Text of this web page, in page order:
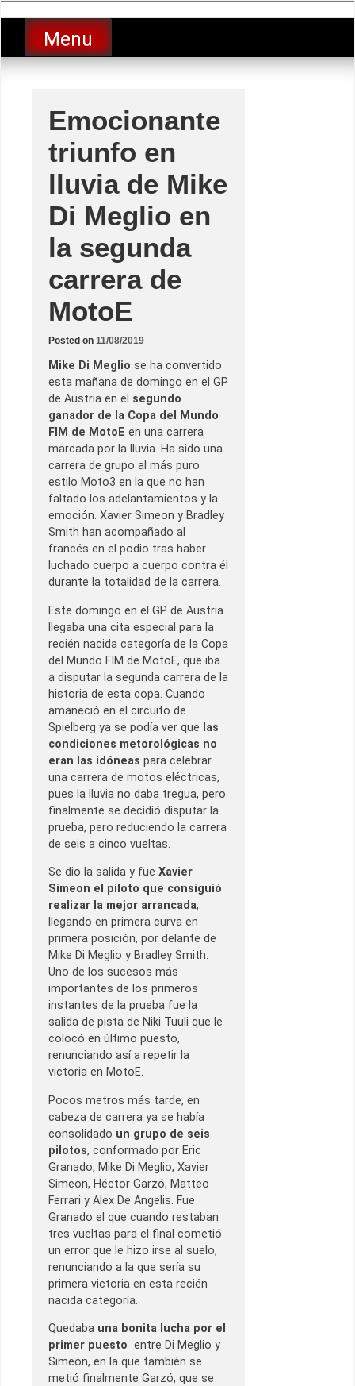
to
contentLucio Lopez GP
luciolopezgp
Menu
Emocionante
triunfo en
lluvia de Mike
Di Meglio en
la segunda
carrera de
MotoE
Posted on 11/08/2019
Mike Di Meglio se ha convertido
esta mañana de domingo en el GP
de Austria en el segundo
ganador de la Copa del Mundo
FIM de MotoE en una carrera
marcada por la lluvia. Ha sido una
carrera de grupo al más puro
estilo Moto3 en la que no han
faltado los adelantamientos y la
emoción. Xavier Simeon y Bradley
Smith han acompañado al
francés en el podio tras haber
luchado cuerpo a cuerpo contra él
durante la totalidad de la carrera.
Este domingo en el GP de Austria
llegaba una cita especial para la
recién nacida categoría de la Copa
del Mundo FIM de MotoE, que iba
a disputar la segunda carrera de la
historia de esta copa. Cuando
amaneció en el circuito de
Spielberg ya se podía ver que las
condiciones metorológicas no
eran las idóneas para celebrar
una carrera de motos eléctricas,
pues la lluvia no daba tregua, pero
finalmente se decidió disputar la
prueba, pero reduciendo la carrera
de seis a cinco vueltas.
Se dio la salida y fue Xavier
Simeon el piloto que consiguió
realizar la mejor arrancada,
llegando en primera curva en
primera posición, por delante de
Mike Di Meglio y Bradley Smith.
Uno de los sucesos más
importantes de los primeros
instantes de la prueba fue la
salida de pista de Niki Tuuli que le
colocó en último puesto,
renunciando así a repetir la
victoria en MotoE.
Pocos metros más tarde, en
cabeza de carrera ya se había
consolidado un grupo de seis
pilotos, conformado por Eric
Granado, Mike Di Meglio, Xavier
Simeon, Héctor Garzó, Matteo
Ferrari y Alex De Angelis. Fue
Granado el que cuando restaban
tres vueltas para el final cometió
un error que le hizo irse al suelo,
renunciando a la que sería su
primera victoria en esta recién
nacida categoría.
Quedaba una bonita lucha por el
primer puesto entre Di Meglio y
Simeon, en la que también se
metió finalmente Garzó, que se